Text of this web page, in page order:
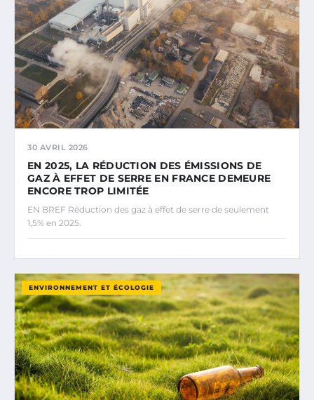
30 AVRIL 2026
EN 2025, LA RÉDUCTION DES ÉMISSIONS DE
GAZ À EFFET DE SERRE EN FRANCE DEMEURE
ENCORE TROP LIMITÉE
EN BREF Réduction des gaz à effet de serre de seulement
1,5% en 2025.
ENVIRONNEMENT ET ÉCOLOGIE